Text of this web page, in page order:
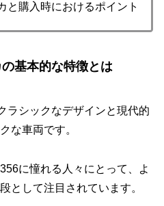
と購入時におけるポイント
基本的な特徴とは
ラシックなデザインと現代的
な車両です。
に憧れる人々にとって、よ
として注目されています。